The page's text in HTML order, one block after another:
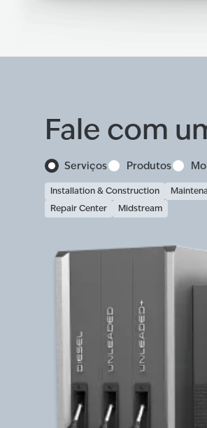
Fale com
Serviços Produtos
Installation & Construction
Repair Center
Midstream